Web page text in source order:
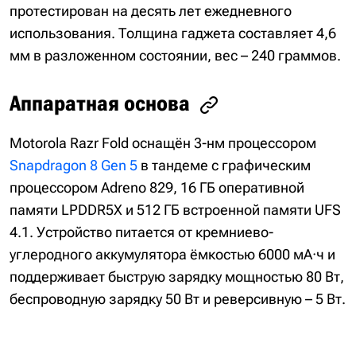
протестирован на десять лет ежедневного
использования. Толщина гаджета составляет 4,6
мм в разложенном состоянии, вес – 240 граммов.
Аппаратная основа
Motorola Razr Fold оснащён 3-нм процессором
Snapdragon 8 Gen 5 в тандеме с графическим
процессором Adreno 829, 16 ГБ оперативной
памяти LPDDR5X и 512 ГБ встроенной памяти UFS
4.1. Устройство питается от кремниево-
углеродного аккумулятора ёмкостью 6000 мА·ч и
поддерживает быструю зарядку мощностью 80 Вт,
беспроводную зарядку 50 Вт и реверсивную – 5 Вт.